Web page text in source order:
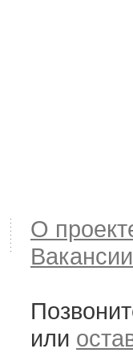
О
Вакансии
или